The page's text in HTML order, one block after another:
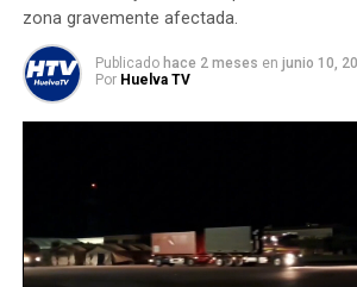
zona gravemente afectada.
Publicado hace 2 meses en junio 10,
Por Huelva TV